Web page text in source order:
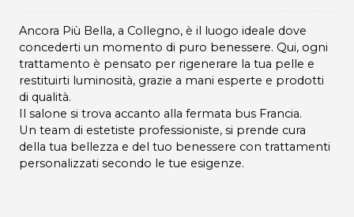
Ancora Più Bella, a Collegno, è il luogo ideale dove
concederti un momento di puro benessere. Qui, ogni
trattamento è pensato per rigenerare la tua pelle e
restituirti luminosità, grazie a mani esperte e prodotti
di qualità.
Il salone si trova accanto alla fermata bus Francia.
Un team di estetiste professioniste, si prende cura
della tua bellezza e del tuo benessere con trattamenti
personalizzati secondo le tue esigenze.